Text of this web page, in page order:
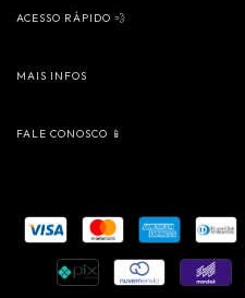
ACESSO RÁPIDO 💨
MAIS INFOS
FALE CONOSCO 📱